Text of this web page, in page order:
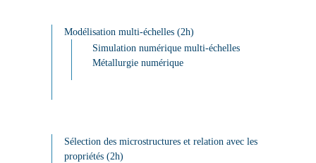
Modélisation multi-échelles (2h)
Simulation numérique multi-échelles
Métallurgie numérique
Sélection des microstructures et relation avec les
propriétés (2h)